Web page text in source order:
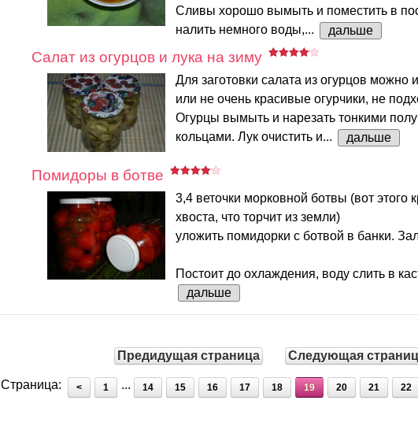
Сливы хорошо вымыть и поместить в
налить немного воды,...
дальше
Салат из огурцов и лука на зиму
Для заготовки салата из огурцов можно
или не очень красивые огурчики, не
Огурцы вымыть и нарезать тонкими
кольцами. Лук очистить и...
дальше
Помидоры в ботве
3,4 веточки морковной ботвы (вот этого
хвоста, что торчит из земли)
уложить помидорки с ботвой в банки.
Постоит до охлаждения, воду слить в
дальше
Предидущая страница Следующая
Страница: < 1 ... 14 15 16 17 18 19 20 21 22